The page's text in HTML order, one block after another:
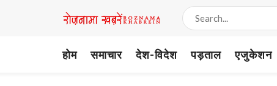
होम समाचार देश-विदेश पड़ताल एजुकेशन